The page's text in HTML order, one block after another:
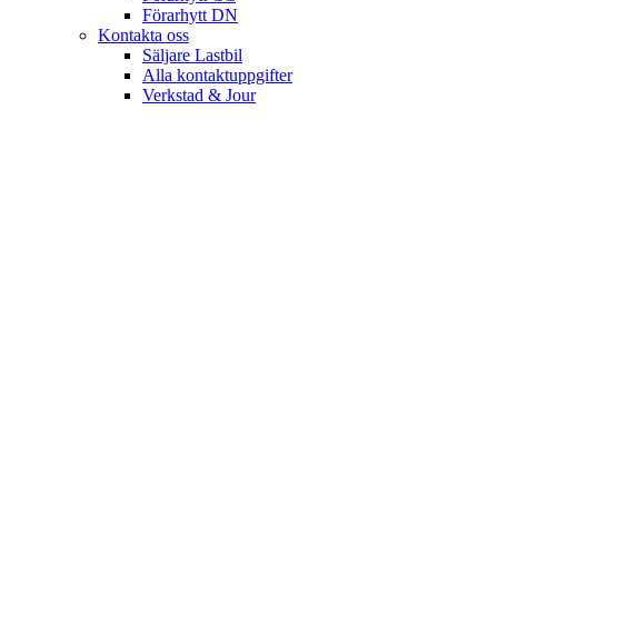
Förarhytt DN
Kontakta oss
Säljare Lastbil
Alla kontaktuppgifter
Verkstad & Jour